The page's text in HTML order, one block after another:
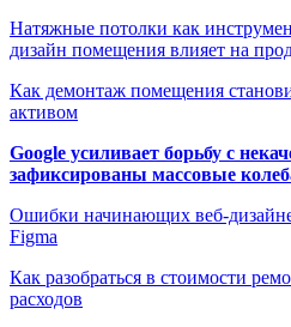
Натяжные потолки как
дизайн помещения влияет на
Как демонтаж помещения
активом
Google усиливает борьбу с
зафиксированы массовые
Ошибки начинающих веб-
Figma
Как разобраться в стоимости
расходов